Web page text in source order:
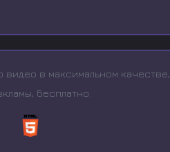
видео в максимальном качестве,
бесплатно.